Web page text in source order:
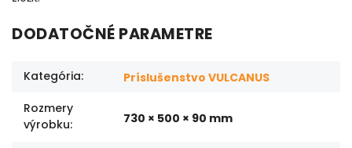
DODATOČNÉ PARAMETRE
Kategória:
Príslušenstvo VULCANUS
Rozmery
výrobku: 730 × 500 × 90 mm